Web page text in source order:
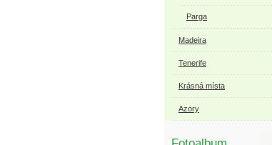
Parga
Madeira
Tenerife
Krásná místa
Azory